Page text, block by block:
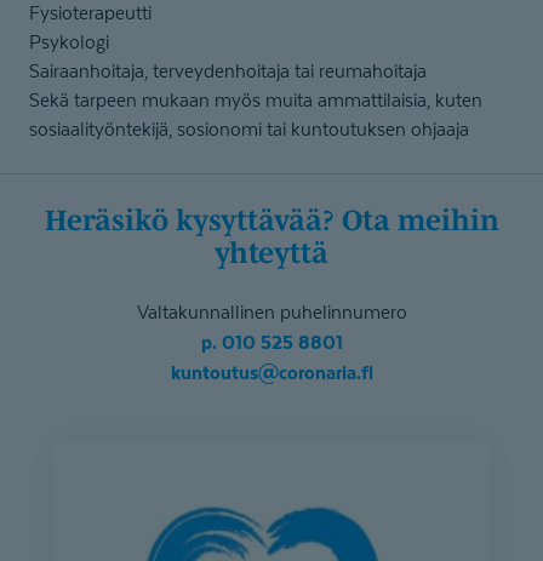
Fysioterapeutti
Psykologi
Sairaanhoitaja, terveydenhoitaja tai reumahoitaja
Sekä tarpeen mukaan myös muita ammattilaisia, kuten
sosiaalityöntekijä, sosionomi tai kuntoutuksen ohjaaja
Heräsikö kysyttävää? Ota meihin
yhteyttä
Valtakunnallinen puhelinnumero
p. 010 525 8801
kuntoutus@coronaria.fi